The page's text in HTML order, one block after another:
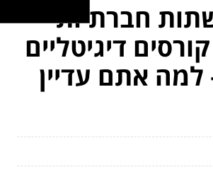
חברתיות
דיגיטליים
למה אתם עדיין